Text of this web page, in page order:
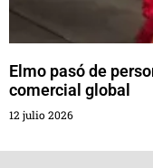
Elmo pasó de
comercial global
12 julio 2026